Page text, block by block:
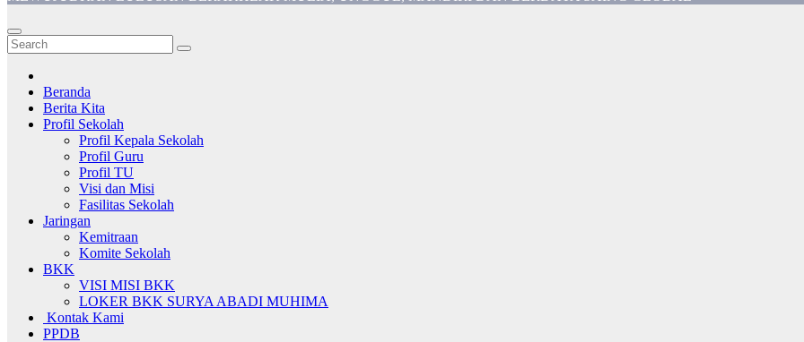
Beranda
Berita Kita
Profil Sekolah
Profil Kepala Sekolah
Profil Guru
Profil TU
Visi dan Misi
Fasilitas Sekolah
Jaringan
Kemitraan
Komite Sekolah
BKK
VISI MISI BKK
LOKER BKK SURYA ABADI MUHIMA
Kontak Kami
PPDB